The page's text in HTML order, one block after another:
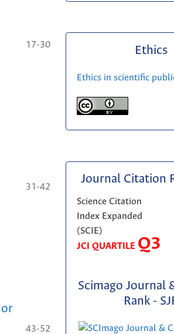
17-30
31-42
43-52
Ethics
Ethics in scientific
Journal Citation
Science Citation
Index Expanded
(SCIE)
JCI QUARTILE Q3
Scimago Journal
Rank -